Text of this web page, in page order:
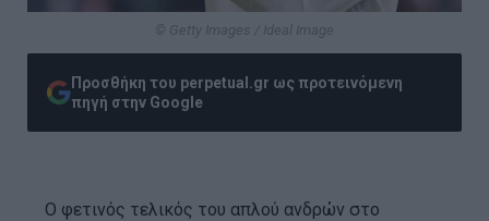
© Getty Images / Ideal Image
Προσθήκη του perpetual.gr ως προτεινόμενη
πηγή στην Google
Ο φετινός τελικός του απλού ανδρών στο